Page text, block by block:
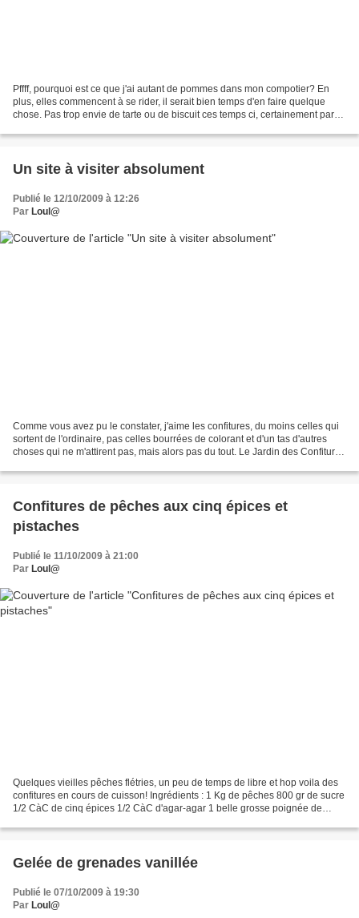
Pffff, pourquoi est ce que j'ai autant de pommes dans mon compotier? En
plus, elles commencent à se rider, il serait bien temps d'en faire quelque
chose. Pas trop envie de tarte ou de biscuit ces temps ci, certainement parce
Un site à visiter absolument
Publié le 12/10/2009 à 12:26
Par Loul@
Comme vous avez pu le constater, j'aime les confitures, du moins celles qui
sortent de l'ordinaire, pas celles bourrées de colorant et d'un tas d'autres
choses qui ne m'attirent pas, mais alors pas du tout. Le Jardin des Confitures
Confitures de pêches aux cinq épices et
pistaches
Publié le 11/10/2009 à 21:00
Par Loul@
Quelques vieilles pêches flétries, un peu de temps de libre et hop voila des
confitures en cours de cuisson! Ingrédients : 1 Kg de pêches 800 gr de sucre
1/2 CàC de cinq épices 1/2 CàC d'agar-agar 1 belle grosse poignée de
Gelée de grenades vanillée
Publié le 07/10/2009 à 19:30
Par Loul@